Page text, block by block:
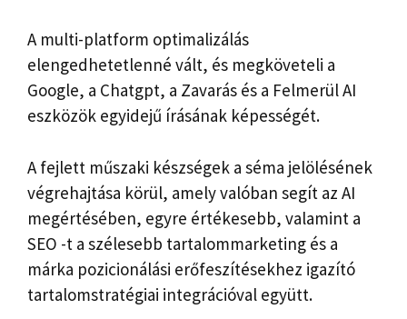
A multi-platform optimalizálás
elengedhetetlenné vált, és megköveteli a
Google, a Chatgpt, a Zavarás és a Felmerül AI
eszközök egyidejű írásának képességét.
A fejlett műszaki készségek a séma jelölésének
végrehajtása körül, amely valóban segít az AI
megértésében, egyre értékesebb, valamint a
SEO -t a szélesebb tartalommarketing és a
márka pozicionálási erőfeszítésekhez igazító
tartalomstratégiai integrációval együtt.